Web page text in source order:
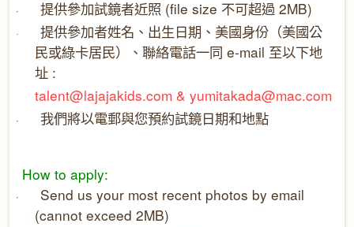
· 提供參加試鏡者近照 (file size 不可超過 2MB)
·
提供參加者姓名、出生日期、美國身份（美國公
民或綠卡居民）、聯絡電話一同 e-mail 至以下地
址 :
talent@lajajakids.com & yumitakada@mac.com
· 我們將以電郵與您預約試鏡日期和地點
How to apply:
·
Send us your most recent photos by email
(cannot exceed 2MB)